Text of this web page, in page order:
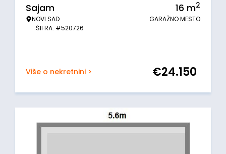
Sajam
NOVI SAD
ŠIFRA: #520726
16 m2
GARAŽNO MESTO
Više o nekretnini > €24.150